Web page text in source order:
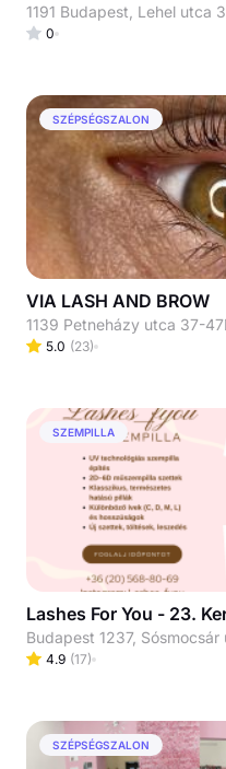
1191 Budapest, Lehel utca
0
SZÉPSÉGSZALON
VIA LASH AND BROW
1139 Petneházy utca 37-
5.0 (23)
SZEMPILLA
Lashes For You - 23.
Budapest 1237,
4.9 (17)
SZÉPSÉGSZALON